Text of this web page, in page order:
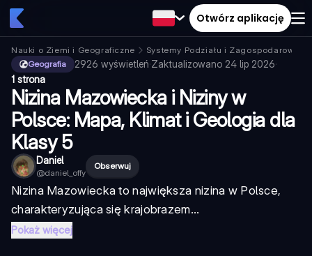
Otwórz aplikację
Nauki o Ziemi i Geograficzne
Systemy Podziału i
Geografia
2926 wyświetleń·Zaktualizowano 24 lip 2026·
1 strona
Nizina Mazowiecka i Niziny w
Polsce: Mapa, Klimat i Geologia dla
Klasy 5
Daniel
@daniel_offy
Obserwuj
Nizina Mazowiecka to największa nizina w Polsce,
charakteryzująca się krajobrazem...
Pokaż więcej